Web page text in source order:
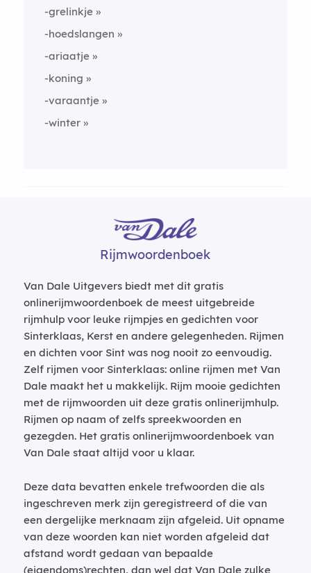
-grelinkje
-hoedslangen
-ariaatje
-koning
-varaantje
-winter
Rijmwoordenboek
Van Dale Uitgevers biedt met dit gratis
onlinerijmwoordenboek de meest uitgebreide
rijmhulp voor leuke rijmpjes en gedichten voor
Sinterklaas, Kerst en andere gelegenheden. Rijmen
en dichten voor Sint was nog nooit zo eenvoudig.
Zelf rijmen voor Sinterklaas: online rijmen met Van
Dale maakt het u makkelijk. Rijm mooie gedichten
met de rijmwoorden uit deze gratis onlinerijmhulp.
Rijmen op naam of zelfs spreekwoorden en
gezegden. Het gratis onlinerijmwoordenboek van
Van Dale staat altijd voor u klaar.
Deze data bevatten enkele trefwoorden die als
ingeschreven merk zijn geregistreerd of die van
een dergelijke merknaam zijn afgeleid. Uit opname
van deze woorden kan niet worden afgeleid dat
afstand wordt gedaan van bepaalde
(eigendoms)rechten, dan wel dat Van Dale zulke